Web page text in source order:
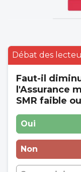
Débat des
Faut-il
l'Assurance
SMR faible
Oui
Non